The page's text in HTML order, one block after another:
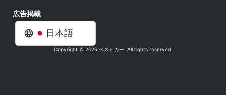
日本語
広告掲載
Copyright © 2026 ベストカー. All rights reserved.